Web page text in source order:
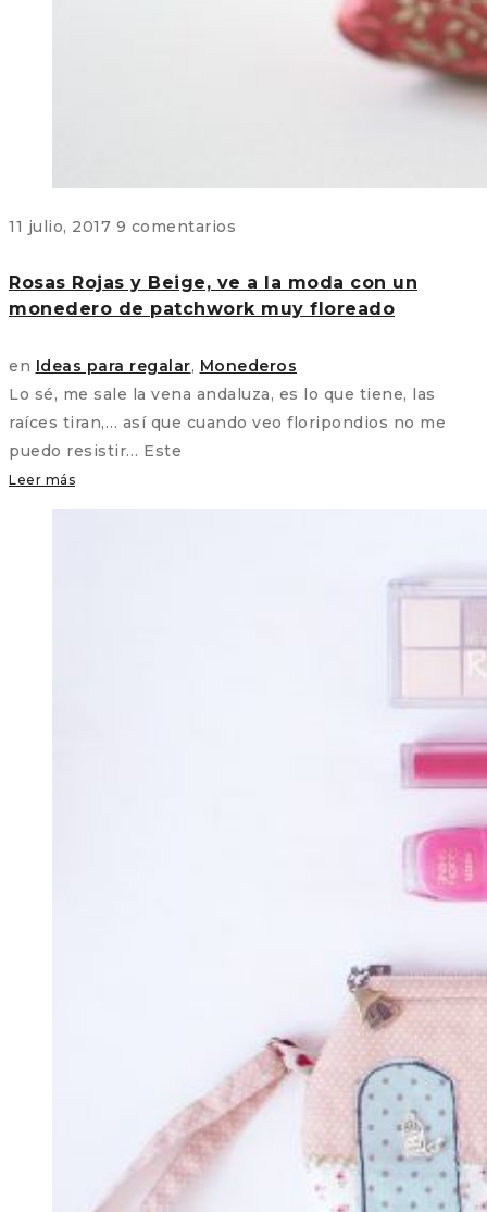
11 julio, 2017 9 comentarios
Rosas Rojas y Beige, ve a la moda con un
monedero de patchwork muy floreado
en Ideas para regalar, Monederos
Lo sé, me sale la vena andaluza, es lo que tiene, las
raíces tiran,… así que cuando veo floripondios no me
puedo resistir… Este
Leer más